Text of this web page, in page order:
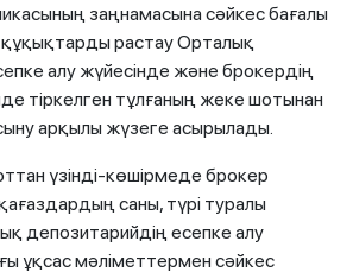
заңнамасына сәйкес бағалы
растау Орталық
алу жүйесінде және брокердің
тіркелген тұлғаның жеке шотынан
арқылы жүзеге асырылады.
үзінді-көшірмеде брокер
саны, түрі туралы
депозитарийдің есепке алу
ұқсас мәліметтермен сәйкес